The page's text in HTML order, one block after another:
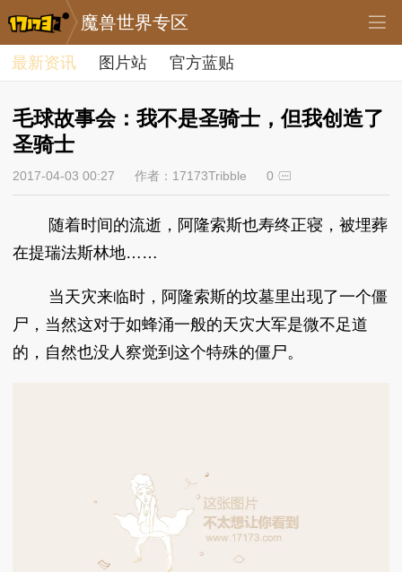
魔兽世界专区
最新资讯 图片站 官方蓝贴
毛球故事会：我不是圣骑士，但我创造了
圣骑士
2017-04-03 00:27 作者：17173Tribble 0
随着时间的流逝，阿隆索斯也寿终正寝，被埋葬
在提瑞法斯林地……
当天灾来临时，阿隆索斯的坟墓里出现了一个僵
尸，当然这对于如蜂涌一般的天灾大军是微不足道
的，自然也没人察觉到这个特殊的僵尸。